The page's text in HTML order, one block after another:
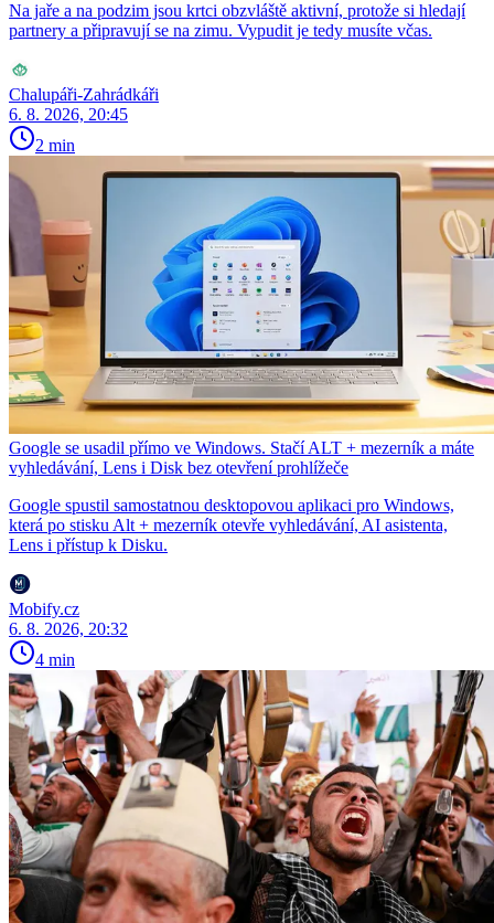
Na jaře a na podzim jsou krtci obzvláště aktivní, protože si hledají
partnery a připravují se na zimu. Vypudit je tedy musíte včas.
Chalupáři-Zahrádkáři
6. 8. 2026, 20:45
2 min
Google se usadil přímo ve Windows. Stačí ALT + mezerník a máte
vyhledávání, Lens i Disk bez otevření prohlížeče
Google spustil samostatnou desktopovou aplikaci pro Windows,
která po stisku Alt + mezerník otevře vyhledávání, AI asistenta,
Lens i přístup k Disku.
Mobify.cz
6. 8. 2026, 20:32
4 min